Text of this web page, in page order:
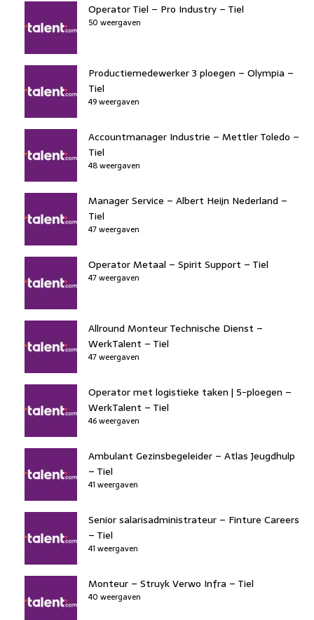
Operator Tiel – Pro Industry – Tiel
50 weergaven
Productiemedewerker 3 ploegen – Olympia –
Tiel
49 weergaven
Accountmanager Industrie – Mettler Toledo –
Tiel
48 weergaven
Manager Service – Albert Heijn Nederland –
Tiel
47 weergaven
Operator Metaal – Spirit Support – Tiel
47 weergaven
Allround Monteur Technische Dienst –
WerkTalent – Tiel
47 weergaven
Operator met logistieke taken | 5-ploegen –
WerkTalent – Tiel
46 weergaven
Ambulant Gezinsbegeleider – Atlas Jeugdhulp
– Tiel
41 weergaven
Senior salarisadministrateur – Finture Careers
– Tiel
41 weergaven
Monteur – Struyk Verwo Infra – Tiel
40 weergaven